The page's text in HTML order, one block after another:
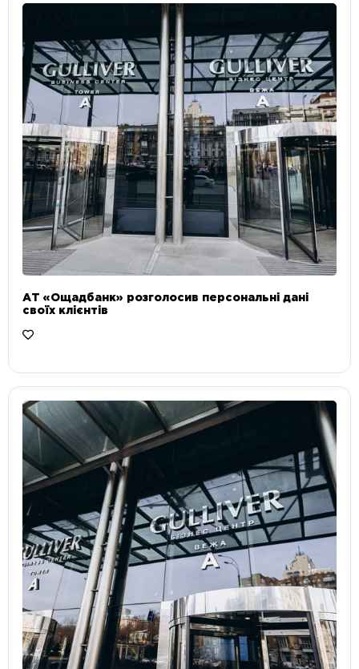
АТ «Ощадбанк» розголосив персональні дані
своїх клієнтів